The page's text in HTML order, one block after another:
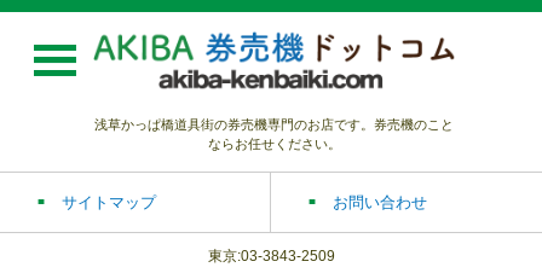
浅草かっぱ橋道具街の券売機専門のお店です。券売機のこと
ならお任せください。
サイトマップ お問い合わせ
東京:03-3843-2509